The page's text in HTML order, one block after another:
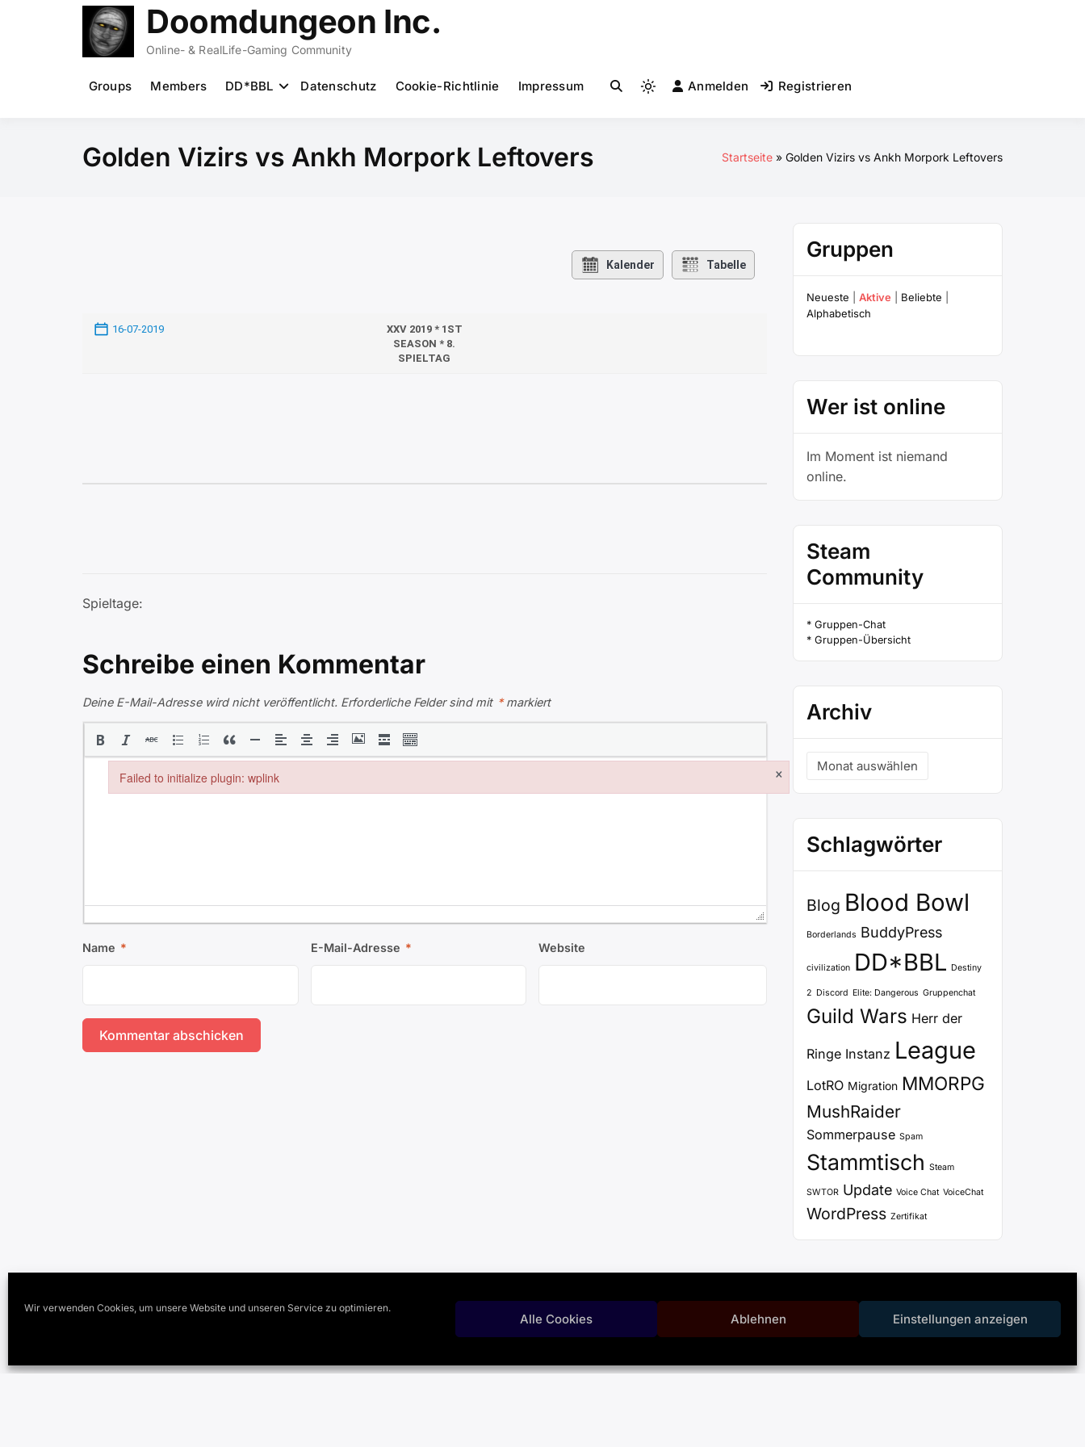
Wir verwenden Cookies, um unsere Website und unseren Service zu optimieren.
Alle Cookies Ablehnen Einstellungen anzeigen
Doomdungeon Inc.
Online- & RealLife-Gaming Community
Groups Members DD*BBL Datenschutz Cookie-Richtlinie Impressum
Light
Anmelden Registrieren
Golden Vizirs vs Ankh Morpork Leftovers Startseite Golden Vizirs vs Ankh Morpork Leftovers
Kalender Tabelle
16-07-2019
XXV 2019 * 1ST
SEASON * 8.
SPIELTAG
Spieltage:
Schreibe einen Kommentar
Deine E-Mail-Adresse wird nicht veröffentlicht. Erforderliche Felder sind mit *markiert
Name * E-Mail-Adresse * Website
Gruppen
Neueste Aktive Beliebte
Alphabetisch
Wer ist online
Im Moment ist niemand
online.
Steam
Community
* Gruppen-Chat
* Gruppen-Übersicht
Archiv
Archiv
Schlagwörter
Blog Blood Bowl
Borderlands BuddyPress
civilization DD*BBL Destiny
2 Discord Elite: Dangerous Gruppenchat
Guild Wars Herr der
Ringe Instanz League
LotRO Migration MMORPG
MushRaider
Sommerpause Spam
Stammtisch Steam
SWTOR Update Voice Chat VoiceChat
WordPress Zertifikat
Failed to initialize plugin: wplink ×
Failed to initialize plugin: wplink